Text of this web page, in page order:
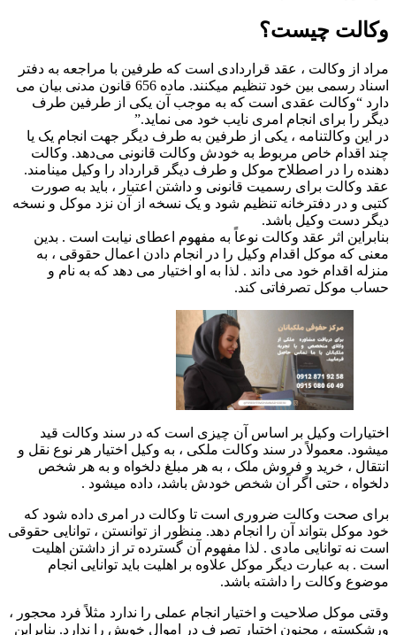
وکالت چیست؟
مراد از وکالت ، عقد قراردادی است که طرفین با مراجعه به دفتر
اسناد رسمی بین خود تنظیم میکنند. ماده 656 قانون مدنی بیان می
دارد “وکالت عقدی است که به موجب آن یکی از طرفین طرف
دیگر را برای انجام امری نایب خود می نماید.”
در این وکالتنامه ، یکی از طرفین به طرف دیگر جهت انجام یک یا
چند اقدام خاص مربوط به خودش وکالت قانونی می‌دهد. وکالت
دهنده را در اصطلاح موکل و طرف دیگر قرارداد را وکیل مینامند.
عقد وکالت برای رسمیت قانونی و داشتن اعتبار ، باید به صورت
کتبی و در دفترخانه تنظیم شود و یک نسخه از آن نزد موکل و نسخه
دیگر دست وکیل باشد.
بنابراین اثر عقد وکالت نوعاً به مفهوم اعطای نیابت است . بدین
معنی که موکل اقدام وکیل را در انجام دادن اعمال حقوقی ، به
منزله اقدام خود می داند . لذا به او اختیار می دهد که به نام و
حساب موکل تصرفاتی کند.
اختیارات وکیل بر اساس آن چیزی است که در سند وکالت قید
میشود. معمولاً در سند وکالت ملکی ، به وکیل اختیار هر نوع نقل و
انتقال ، خرید و فروش ملک ، به هر مبلغ دلخواه و به هر شخص
دلخواه ، حتی اگر آن شخص خودش باشد، داده میشود .
برای صحت وکالت ضروری است تا وکالت در امری داده شود که
خود موکل بتواند آن را انجام دهد. منظور از توانستن ، توانایی حقوقی
است نه توانایی مادی . لذا مفهوم آن گسترده تر از داشتن اهلیت
است . به عبارت دیگر موکل علاوه بر اهلیت باید توانایی انجام
موضوع وکالت را داشته باشد.
وقتی موکل صلاحیت و اختیار انجام عملی را ندارد مثلاً فرد محجور ،
ورشکسته ، مجنون اختیار تصرف در اموال خویش را ندارد. بنابراین